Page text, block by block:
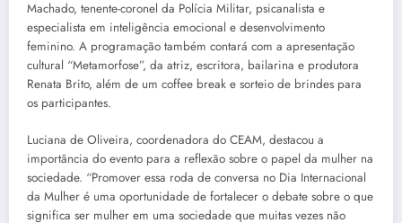
Machado, tenente-coronel da Polícia Militar, psicanalista e
especialista em inteligência emocional e desenvolvimento
feminino. A programação também contará com a apresentação
cultural “Metamorfose”, da atriz, escritora, bailarina e produtora
Renata Brito, além de um coffee break e sorteio de brindes para
os participantes.
Luciana de Oliveira, coordenadora do CEAM, destacou a
importância do evento para a reflexão sobre o papel da mulher na
sociedade. “Promover essa roda de conversa no Dia Internacional
da Mulher é uma oportunidade de fortalecer o debate sobre o que
significa ser mulher em uma sociedade que muitas vezes não